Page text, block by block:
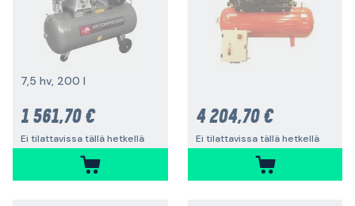
7,5 hv, 200 l
1 561,70 €
Ei tilattavissa tällä hetkellä
4 204,70 €
Ei tilattavissa tällä hetkellä